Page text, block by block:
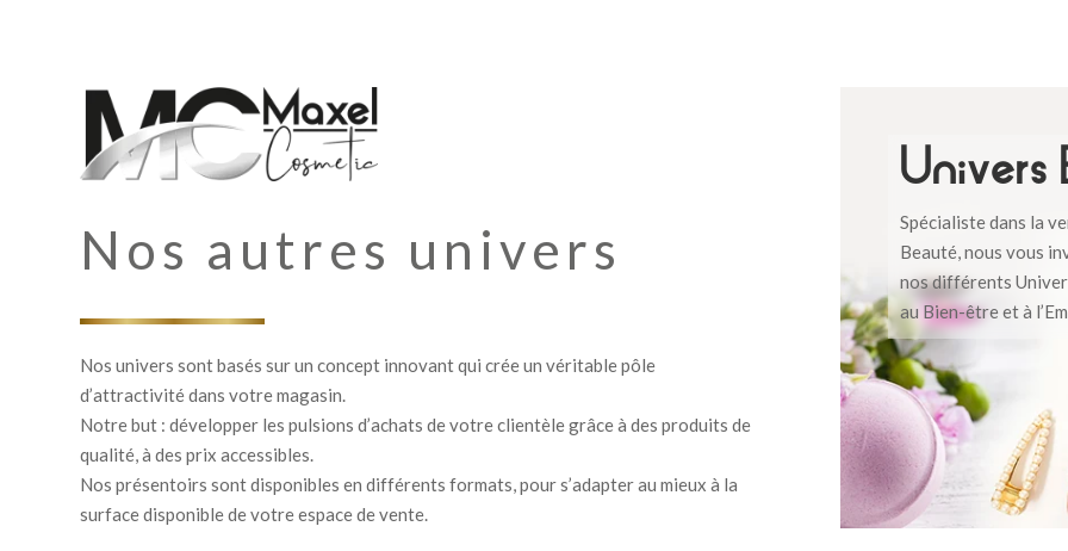
Nos autres univers
Nos univers sont basés sur un concept innovant qui crée un véritable pôle
d’attractivité dans votre magasin.
Notre but : développer les pulsions d’achats de votre clientèle grâce à des produits de
qualité, à des prix accessibles.
Nos présentoirs sont disponibles en différents formats, pour s’adapter au mieux à la
surface disponible de votre espace de vente.
Univers
Spécialiste dans la
Beauté, nous vous
nos différents
au Bien-être et à